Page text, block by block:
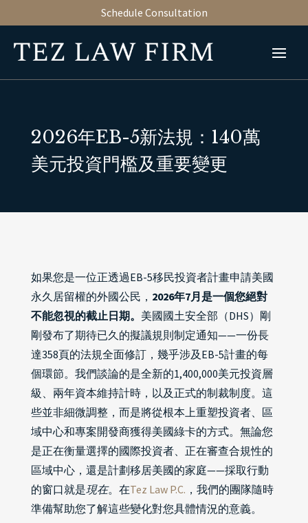
Schedule Consultation
2026年EB-5新法規：140萬
美元投資門檻及重要變更
如果您是一位正透過EB-5移民投資者計畫申請美國
永久居留權的外國公民， 2026年7月是一個您絕對
不能忽視的截止日期。 美國國土安全部（DHS）剛
剛發布了期待已久的擬議規則制定通知——一份長
達358頁的法規全面修訂，幾乎涉及EB-5計畫的每
個環節。我們談論的是全新的1,400,000美元投資層
級、兩年資本維持計時，以及正式的制裁制度。這
些並非細微調整，而是將從根本上重塑投資者、區
域中心和專案開發商獲得美國綠卡的方式。無論您
是正在衡量選擇的國際投資者、正在審查合規性的
區域中心，還是計劃移居美國的家庭——採取行動
的窗口就是現在。在Tez Law P.C. ，我們的團隊隨時
準備幫助您了解這些變化對您具體情況的意義。